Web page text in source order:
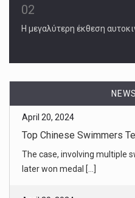
02
Η μεγαλύτερη έκθεση
April 20, 2024
Senate Passes Two-Year
The law lapsed only briefly
allowed votes [...]